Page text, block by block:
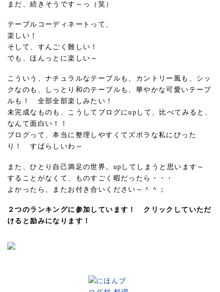
まだ、続きそうです～っ（笑）
テーブルコーディネートって、
楽しい！
そして、すんごく難しい！
でも、ほんっとに楽しい～
こういう、ナチュラルなテーブルも、カントリー風も、シッ
クなのも、しっとり和のテーブルも、華やかな可愛いテーブ
ルも！ 全部全部楽しみたい！
未完成なものも、こうしてブログにupして、比べてみると、
なんて面白い！！
ブログって、本当に整理しやすくてズボラな私にぴった
り！ すばらしいわ～
また、ひとり自己満足の世界。upしてしまうと思います～
することがなくて、ものすごく暇だったら・・・
よかったら、またお付き合いください～＾＾；
２つのランキングに参加しています！ クリックしていただ
けると励みになります！